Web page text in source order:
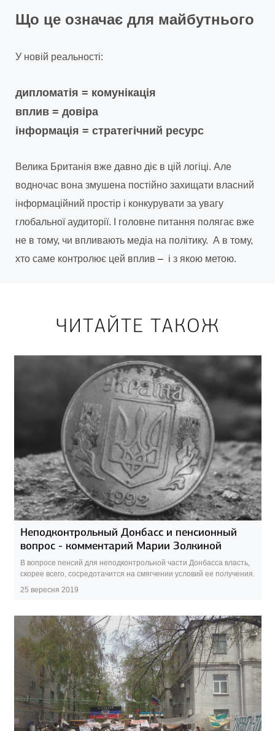
Що це означає для майбутнього
У новій реальності:
дипломатія = комунікація
вплив = довіра
інформація = стратегічний ресурс
Велика Британія вже давно діє в цій логіці. Але
водночас вона змушена постійно захищати власний
інформаційний простір і конкурувати за увагу
глобальної аудиторії. І головне питання полягає вже
не в тому, чи впливають медіа на політику. А в тому,
хто саме контролює цей вплив – і з якою метою.
ЧИТАЙТЕ ТАКОЖ
Неподконтрольный Донбасс и пенсионный
вопрос - комментарий Марии Золкиной
В вопросе пенсий для неподконтрольной части Донбасса власть,
скорее всего, сосредотачится на смягчении условий ее получения.
25 вересня 2019